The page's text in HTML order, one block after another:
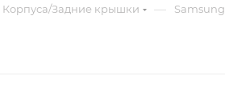
Корпуса/Задние крышки — Samsung